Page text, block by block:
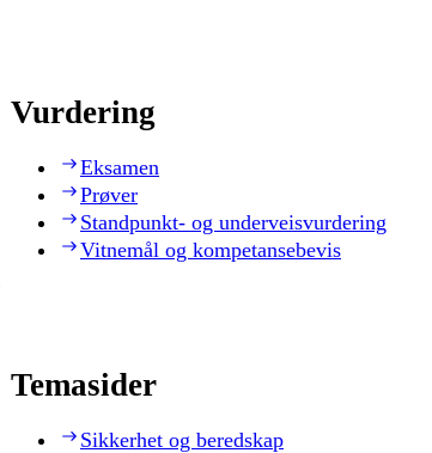
Vurdering
Eksamen
Prøver
Standpunkt- og underveisvurdering
Vitnemål og kompetansebevis
Temasider
Sikkerhet og beredskap